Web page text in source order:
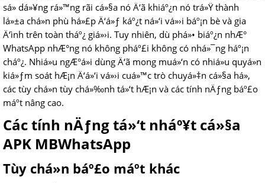
sá»­ dá»¥ng rá»™ng rãi cá»§a nó Ä‘ã khiáº¿n nó trá»Ÿ thành
lá»±a chá»n phù há»£p Ä‘á»ƒ káº¿t ná»‘i vá»›i báº¡n bè và gia
Ä‘ình trên toàn tháº¿ giá»›i. Tuy nhiên, dù phá»• biáº¿n nhÆ°
WhatsApp nhÆ°ng nó không pháº£i không có nhá»¯ng háº¡n
cháº¿. Nhiá»u ngÆ°á»i dùng Ä‘ã mong muá»‘n có nhiá»u quyá»n
kiá»ƒm soát hÆ¡n Ä‘á»‘i vá»›i cuá»™c trò chuyá»‡n cá»§a há»,
các tùy chá»n tùy chá»‰nh tá»‘t hÆ¡n và các tính nÄƒng báº£o
máº­t nâng cao.
Các tính nÄƒng tá»‘t nháº¥t cá»§a
APK MBWhatsApp
Tùy chá»n báº£o máº­t khác